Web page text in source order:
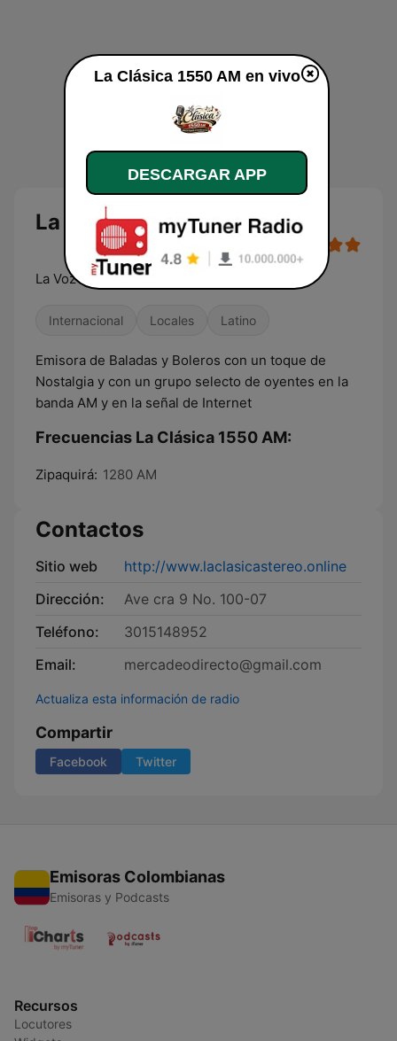
La Clásica 1550 AM en vivo
La Voz de la Nostalgia
Internacional Locales Latino
Emisora de Baladas y Boleros con un toque de
Nostalgia y con un grupo selecto de oyentes en la
banda AM y en la señal de Internet
Frecuencias La Clásica 1550 AM:
Zipaquirá: 1280 AM
Contactos
Sitio web
http://www.laclasicastereo.online
Dirección:
Ave cra 9 No. 100-07
Teléfono:
3015148952
Email:
mercadeodirecto@gmail.com
Actualiza esta información de radio
Compartir
Facebook Twitter
Emisoras Colombianas
Emisoras y Podcasts
Recursos
Locutores
La Clásica 1550 AM en vivo
DESCARGAR APP